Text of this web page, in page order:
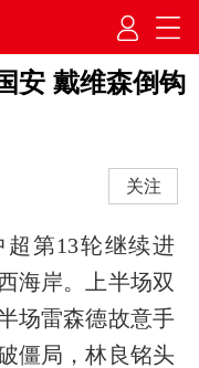
安 戴维森倒钩
关注
超第13轮继续进
海岸。上半场双
场雷森德故意手
僵局，林良铭头